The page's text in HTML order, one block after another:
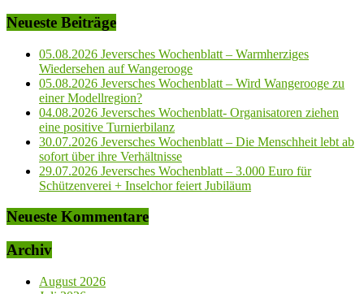
Neueste Beiträge
05.08.2026 Jeversches Wochenblatt – Warmherziges
Wiedersehen auf Wangerooge
05.08.2026 Jeversches Wochenblatt – Wird Wangerooge zu
einer Modellregion?
04.08.2026 Jeversches Wochenblatt- Organisatoren ziehen
eine positive Turnierbilanz
30.07.2026 Jeversches Wochenblatt – Die Menschheit lebt ab
sofort über ihre Verhältnisse
29.07.2026 Jeversches Wochenblatt – 3.000 Euro für
Schützenverei + Inselchor feiert Jubiläum
Neueste Kommentare
Archiv
August 2026